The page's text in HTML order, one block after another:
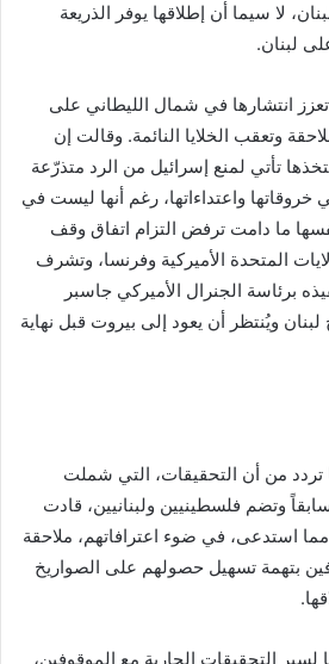
لا سيما أن إطلاقها يوفر الذريعة
لبنان.
انتشارها في شمال الليطاني على
وتعقب الخلايا النائمة. وقالت إن
تأتي لمنع إسرائيل من الرد متذرّعة
خروقاتها واعتداءاتها، رغم أنها ليست في
ما دامت ترفض التزام اتفاق وقف
المتحدة الأميركية وفرنسا، وتشرف
برئاسة الجنرال الأميركي جاسبر
ويُنتظر أن يعود إلى بيروت قبل نهاية
تردد من أن التحقيقات، التي شملت
وتضم فلسطينيين ولبنانيين، قادت
استدعى، في ضوء اعترافاتهم، ملاحقة
بتهمة تسهيل حصولهم على الصواريخ
لسير التحقيقات الجارية مع الموقوفين،